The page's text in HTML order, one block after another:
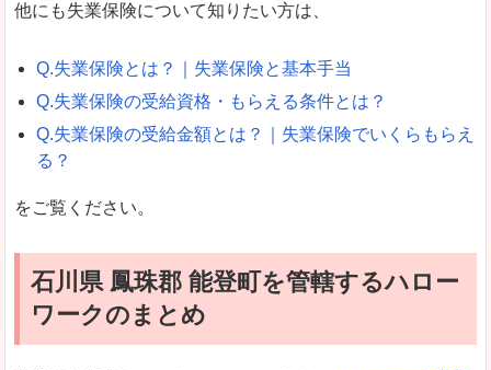
他にも失業保険について知りたい方は、
Q.失業保険とは？｜失業保険と基本手当
Q.失業保険の受給資格・もらえる条件とは？
Q.失業保険の受給金額とは？｜失業保険でいくらもらえ
る？
をご覧ください。
石川県 鳳珠郡 能登町を管轄するハロー
ワークのまとめ